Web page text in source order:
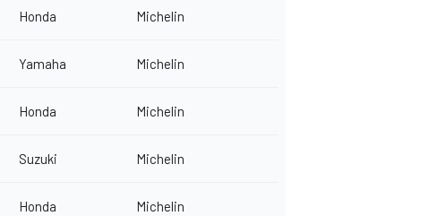
Honda Michelin
Yamaha Michelin
Honda Michelin
Suzuki Michelin
Honda Michelin